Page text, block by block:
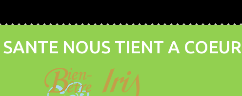
NOUS TIENT A COEUR